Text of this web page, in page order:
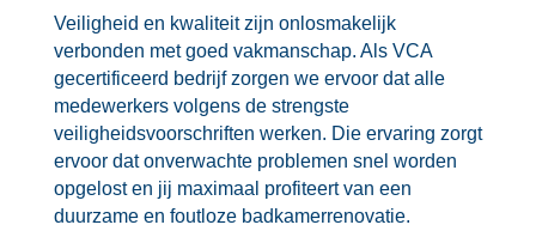
Veiligheid en kwaliteit zijn onlosmakelijk
verbonden met goed vakmanschap.​ Als VCA
gecertificeerd bedrijf zorgen we ervoor dat alle
medewerkers volgens de strengste
veiligheidsvoorschriften werken.​ Die ervaring zorgt
ervoor dat onverwachte problemen snel worden
opgelost en jij maximaal profiteert van een
duurzame en foutloze badkamerrenovatie.​